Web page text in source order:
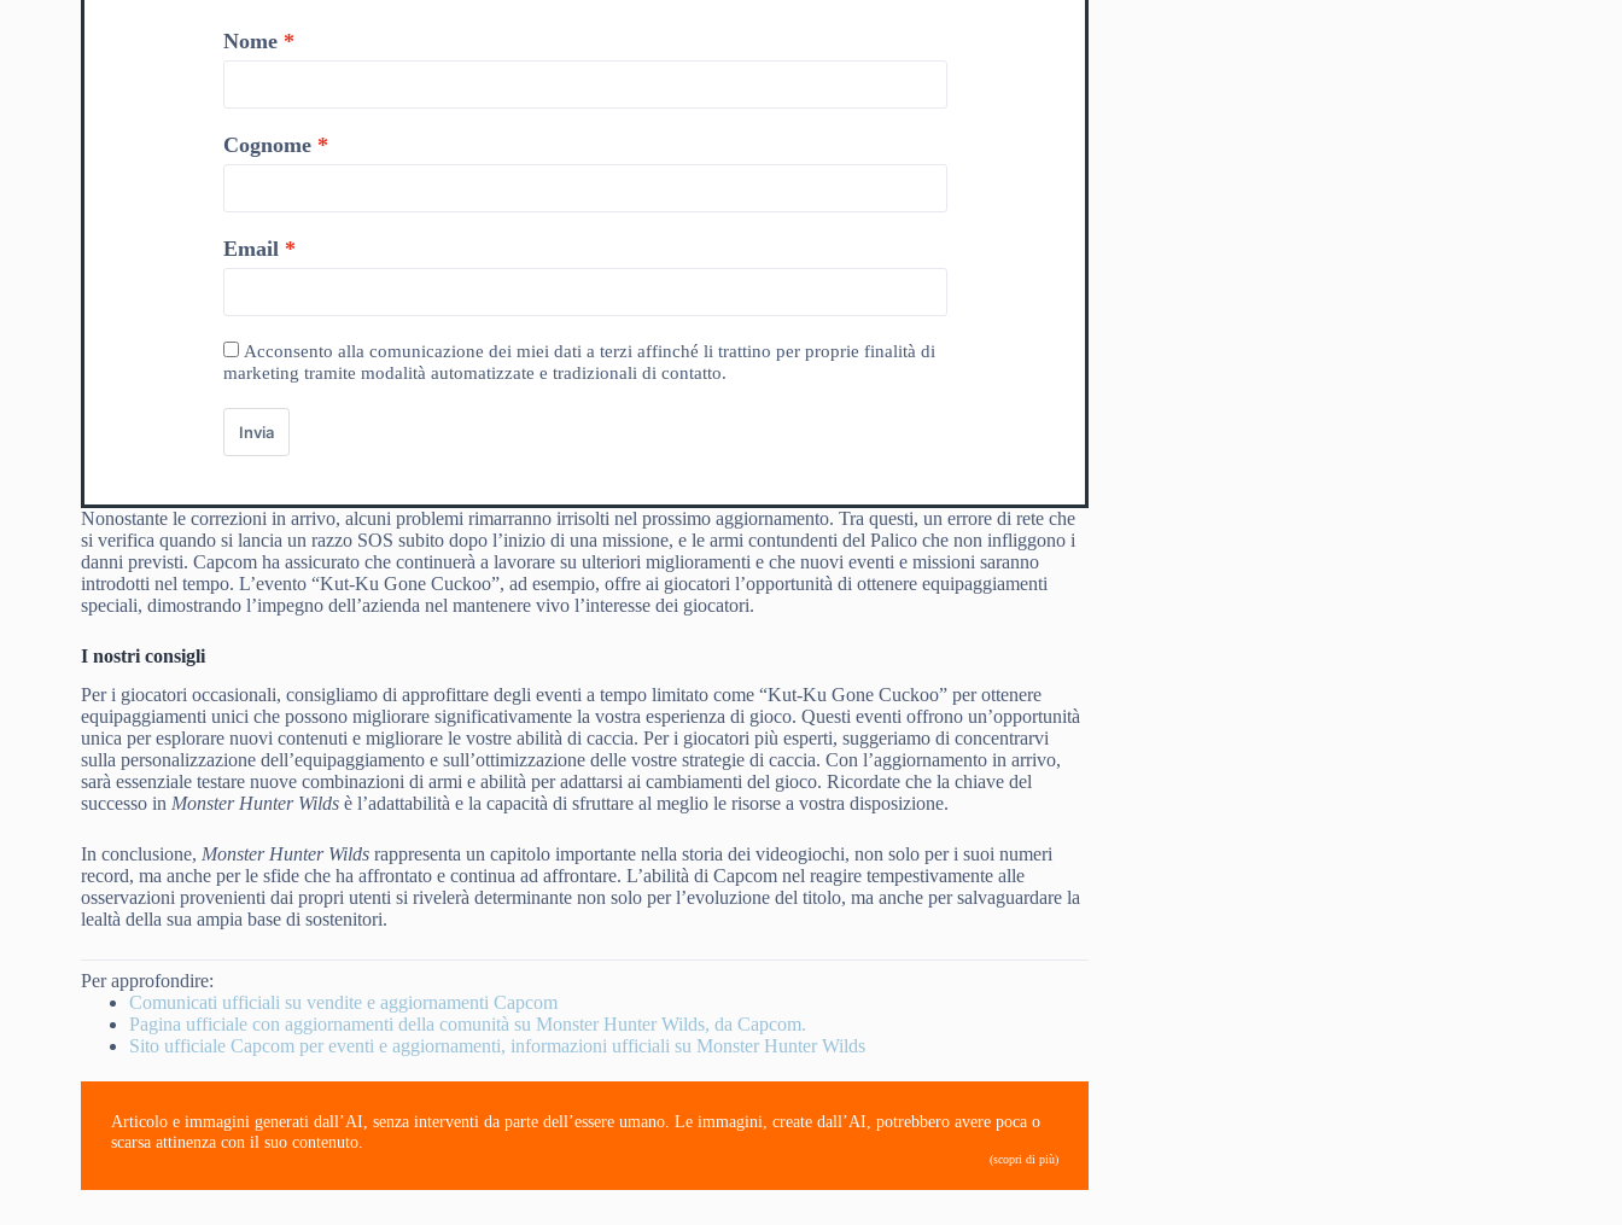
Nome
Cognome
Email
Acconsento alla comunicazione dei miei dati a terzi affinché li trattino per proprie finalità di
marketing tramite modalità automatizzate e tradizionali di contatto.
Invia
Nonostante le correzioni in arrivo, alcuni problemi rimarranno irrisolti nel prossimo aggiornamento. Tra questi, un errore di rete che
si verifica quando si lancia un razzo SOS subito dopo l’inizio di una missione, e le armi contundenti del Palico che non infliggono i
danni previsti. Capcom ha assicurato che continuerà a lavorare su ulteriori miglioramenti e che nuovi eventi e missioni saranno
introdotti nel tempo. L’evento “Kut-Ku Gone Cuckoo”, ad esempio, offre ai giocatori l’opportunità di ottenere equipaggiamenti
speciali, dimostrando l’impegno dell’azienda nel mantenere vivo l’interesse dei giocatori.
I nostri consigli
Per i giocatori occasionali, consigliamo di approfittare degli eventi a tempo limitato come “Kut-Ku Gone Cuckoo” per ottenere
equipaggiamenti unici che possono migliorare significativamente la vostra esperienza di gioco. Questi eventi offrono un’opportunità
unica per esplorare nuovi contenuti e migliorare le vostre abilità di caccia. Per i giocatori più esperti, suggeriamo di concentrarvi
sulla personalizzazione dell’equipaggiamento e sull’ottimizzazione delle vostre strategie di caccia. Con l’aggiornamento in arrivo,
sarà essenziale testare nuove combinazioni di armi e abilità per adattarsi ai cambiamenti del gioco. Ricordate che la chiave del
successo in Monster Hunter Wilds è l’adattabilità e la capacità di sfruttare al meglio le risorse a vostra disposizione.
In conclusione, Monster Hunter Wilds rappresenta un capitolo importante nella storia dei videogiochi, non solo per i suoi numeri
record, ma anche per le sfide che ha affrontato e continua ad affrontare. L’abilità di Capcom nel reagire tempestivamente alle
osservazioni provenienti dai propri utenti si rivelerà determinante non solo per l’evoluzione del titolo, ma anche per salvaguardare la
lealtà della sua ampia base di sostenitori.
Per approfondire:
Comunicati ufficiali su vendite e aggiornamenti Capcom
Pagina ufficiale con aggiornamenti della comunità su Monster Hunter Wilds, da Capcom.
Sito ufficiale Capcom per eventi e aggiornamenti, informazioni ufficiali su Monster Hunter Wilds
Articolo e immagini generati dall’AI, senza interventi da parte dell’essere umano. Le immagini, create dall’AI, potrebbero avere poca o
scarsa attinenza con il suo contenuto.
(scopri di più)